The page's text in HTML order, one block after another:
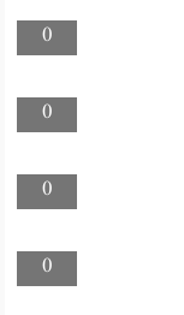
0
0
0
0